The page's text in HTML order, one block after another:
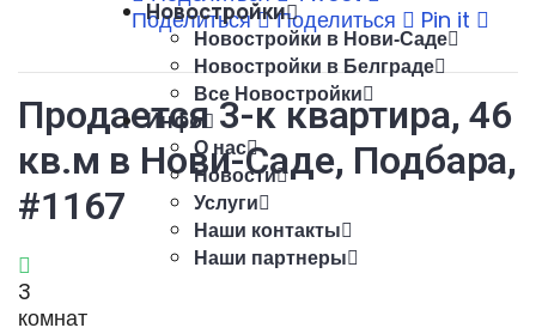
Новостройки
Новостройки в Нови-Саде
Новостройки в Белграде
Все Новостройки
Инфо
О нас
Новости
Услуги
Наши контакты
Наши партнеры
Поделиться
Поделиться Pin it
Продается 3-к квартира, 46
кв.м в Нови-Саде, Подбара,
#1167
3
комнат